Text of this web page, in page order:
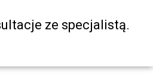
ze specjalistą.